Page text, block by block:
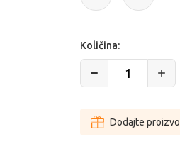
Količina:
Dodajte